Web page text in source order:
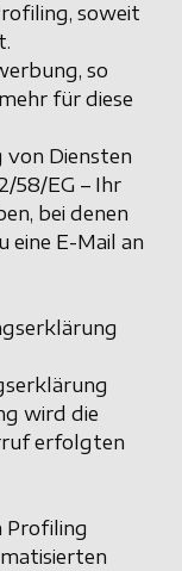
soweit
so
für diese
von Diensten
58/EG – Ihr
bei denen
eine E-Mail an
wird die
erfolgten
Profiling